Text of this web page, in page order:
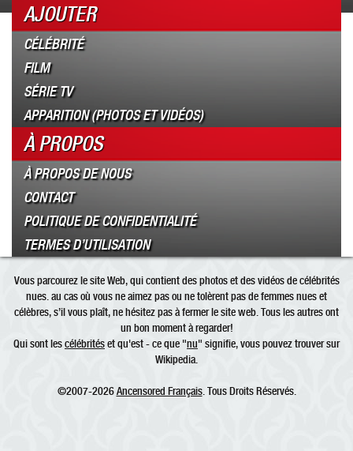
AJOUTER
CÉLÉBRITÉ
FILM
SÉRIE TV
APPARITION (PHOTOS ET VIDÉOS)
À PROPOS
À PROPOS DE NOUS
CONTACT
POLITIQUE DE CONFIDENTIALITÉ
TERMES D’UTILISATION
Vous parcourez le site Web, qui contient des photos et des vidéos de célébrités
nues. au cas où vous ne aimez pas ou ne tolèrent pas de femmes nues et
célèbres, s’il vous plaît, ne hésitez pas à fermer le site web. Tous les autres ont
un bon moment à regarder!
Qui sont lescélébritéset qu'est - ce que "nu" signifie, vous pouvez trouver sur
Wikipedia.
©2007-2026Ancensored Français. Tous Droits Réservés.